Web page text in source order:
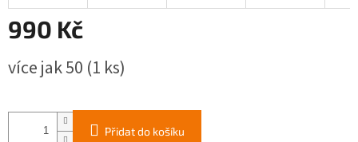
990 Kč
cena:
více jak 50 (1 ks)
Přidat do košíku